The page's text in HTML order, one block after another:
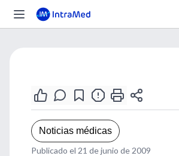
Noticias médicas
Publicado el 21 de junio de 2009